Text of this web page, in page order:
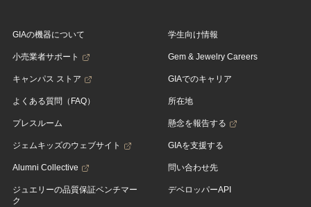
GIAの機器について
小売業者サポート
キャンパス ストア
よくある質問（FAQ）
プレスルーム
ジェムキッズのウェブサイト
Alumni Collective
ジュエリーの品質保証ベンチマー
ク
学生向け情報
Gem & Jewelry Careers
GIAでのキャリア
所在地
懸念を報告する
GIAを支援する
問い合わせ先
デベロッパーAPI